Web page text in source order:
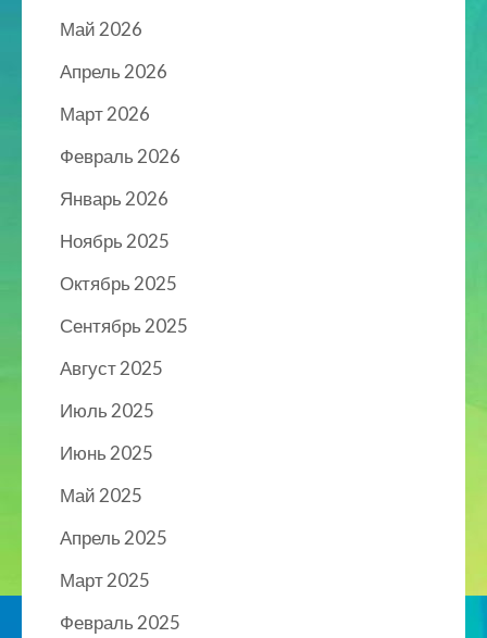
Май 2026
Апрель 2026
Март 2026
Февраль 2026
Январь 2026
Ноябрь 2025
Октябрь 2025
Сентябрь 2025
Август 2025
Июль 2025
Июнь 2025
Май 2025
Апрель 2025
Март 2025
Февраль 2025